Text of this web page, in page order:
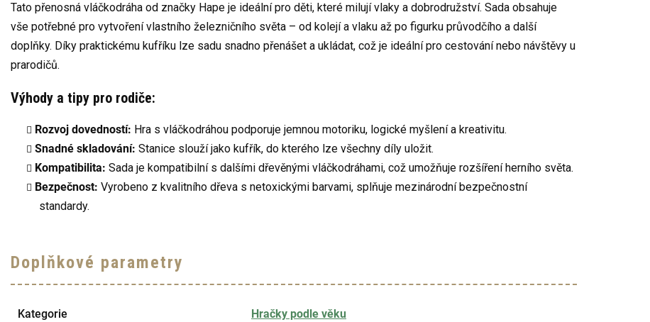
Tato přenosná vláčkodráha od značky Hape je ideální pro děti, které milují vlaky a dobrodružství. Sada obsahuje
vše potřebné pro vytvoření vlastního železničního světa – od kolejí a vlaku až po figurku průvodčího a další
doplňky. Díky praktickému kufříku lze sadu snadno přenášet a ukládat, což je ideální pro cestování nebo návštěvy u
prarodičů.
Výhody a tipy pro rodiče:
Rozvoj dovedností: Hra s vláčkodráhou podporuje jemnou motoriku, logické myšlení a kreativitu.
Snadné skladování: Stanice slouží jako kufřík, do kterého lze všechny díly uložit.
Kompatibilita: Sada je kompatibilní s dalšími dřevěnými vláčkodráhami, což umožňuje rozšíření herního světa.
Bezpečnost: Vyrobeno z kvalitního dřeva s netoxickými barvami, splňuje mezinárodní bezpečnostní
standardy.
Doplňkové parametry
Kategorie Hračky podle věku